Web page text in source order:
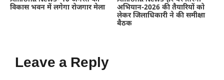
विकास भवन में लगेगा रोजगार मेला
अभियान-2026 की तैयारियों को
लेकर जिलाधिकारी ने की समीक्षा
बैठक
Leave a Reply